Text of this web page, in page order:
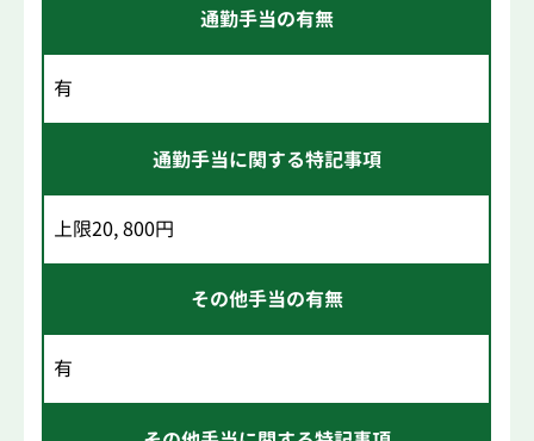
通勤手当の有無
有
通勤手当に関する特記事項
上限20, 800円
その他手当の有無
有